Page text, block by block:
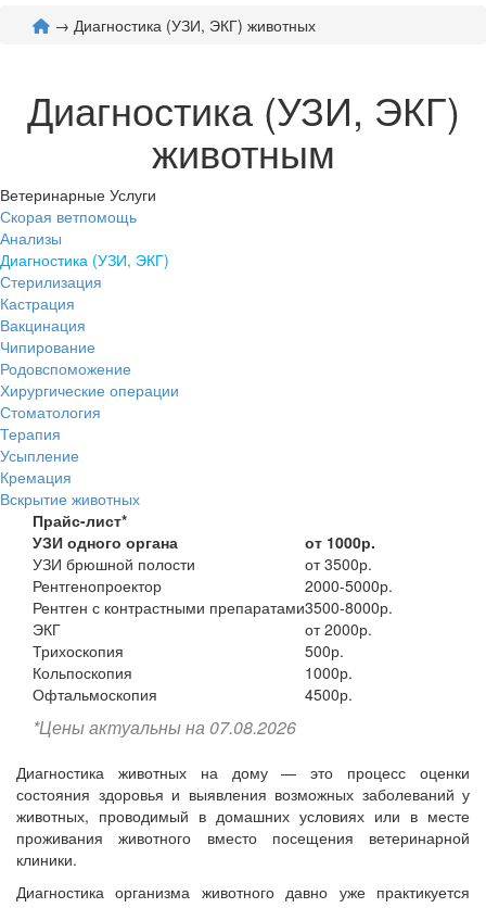
→ Диагностика (УЗИ, ЭКГ) животных
Диагностика (УЗИ, ЭКГ)
животным
Ветеринарные Услуги
Скорая ветпомощь
Анализы
Диагностика (УЗИ, ЭКГ)
Стерилизация
Кастрация
Вакцинация
Чипирование
Родовспоможение
Хирургические операции
Стоматология
Терапия
Усыпление
Кремация
Вскрытие животных
Прайс-лист*
УЗИ одного органа
от 1000р.
УЗИ брюшной полости
от 3500р.
Рентгенопроектор
2000-5000р.
Рентген с контрастными препаратами3500-8000р.
ЭКГ
от 2000р.
Трихоскопия
500р.
Кольпоскопия
1000р.
Офтальмоскопия
4500р.
*Цены актуальны на 07.08.2026
Диагностика животных на дому — это процесс оценки
состояния здоровья и выявления возможных заболеваний у
животных, проводимый в домашних условиях или в месте
проживания животного вместо посещения ветеринарной
клиники.
Диагностика организма животного давно уже практикуется